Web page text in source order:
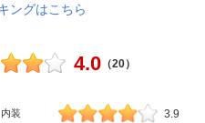
ングはこちら
4.0 （20）
内装 3.9